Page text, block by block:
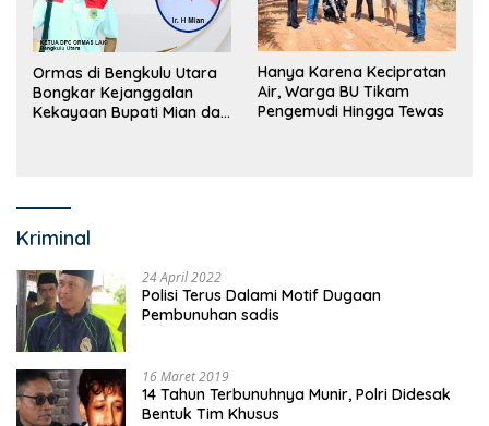
Ormas di Bengkulu Utara
Bongkar Kejanggalan
Kekayaan Bupati Mian dan
Hanya Karena Kecipratan
Air, Warga BU Tikam
Pengemudi Hingga Tewas
Kriminal
24 April 2022
Polisi Terus Dalami Motif Dugaan
Pembunuhan sadis
16 Maret 2019
14 Tahun Terbunuhnya Munir, Polri Didesak
Bentuk Tim Khusus